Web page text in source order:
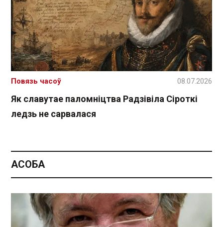
Як славутае паломніцтва Радзівіла Сіроткі
ледзь не сарвалася
Повязь часоў 08.07.2026
АСОБА